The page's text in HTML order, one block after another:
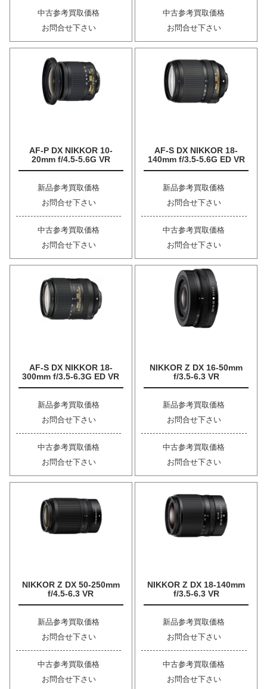
中古参考買取価格
お問合せ下さい
中古参考買取価格
お問合せ下さい
AF-P DX NIKKOR 10-
20mm f/4.5-5.6G VR
新品参考買取価格
お問合せ下さい
中古参考買取価格
お問合せ下さい
AF-S DX NIKKOR 18-
140mm f/3.5-5.6G ED VR
新品参考買取価格
お問合せ下さい
中古参考買取価格
お問合せ下さい
AF-S DX NIKKOR 18-
300mm f/3.5-6.3G ED VR
新品参考買取価格
お問合せ下さい
中古参考買取価格
お問合せ下さい
NIKKOR Z DX 16-50mm
f/3.5-6.3 VR
新品参考買取価格
お問合せ下さい
中古参考買取価格
お問合せ下さい
NIKKOR Z DX 50-250mm
f/4.5-6.3 VR
新品参考買取価格
お問合せ下さい
中古参考買取価格
お問合せ下さい
NIKKOR Z DX 18-140mm
f/3.5-6.3 VR
新品参考買取価格
お問合せ下さい
中古参考買取価格
お問合せ下さい